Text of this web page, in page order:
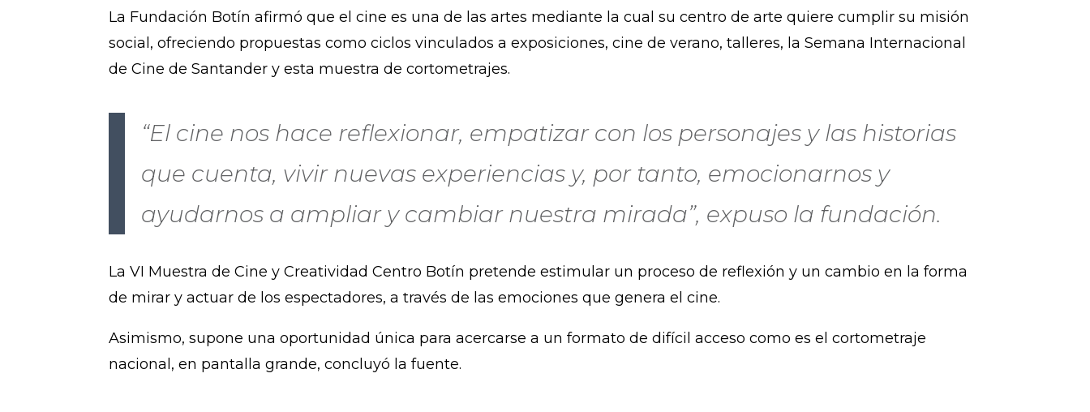
La Fundación Botín afirmó que el cine es una de las artes mediante la cual su centro de arte quiere cumplir su misión
social, ofreciendo propuestas como ciclos vinculados a exposiciones, cine de verano, talleres, la Semana Internacional
de Cine de Santander y esta muestra de cortometrajes.
“El cine nos hace reflexionar, empatizar con los personajes y las historias
que cuenta, vivir nuevas experiencias y, por tanto, emocionarnos y
ayudarnos a ampliar y cambiar nuestra mirada”, expuso la fundación.
La VI Muestra de Cine y Creatividad Centro Botín pretende estimular un proceso de reflexión y un cambio en la forma
de mirar y actuar de los espectadores, a través de las emociones que genera el cine.
Asimismo, supone una oportunidad única para acercarse a un formato de difícil acceso como es el cortometraje
nacional, en pantalla grande, concluyó la fuente.